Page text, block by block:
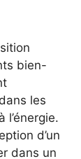
bien-
les
d’un
dans un